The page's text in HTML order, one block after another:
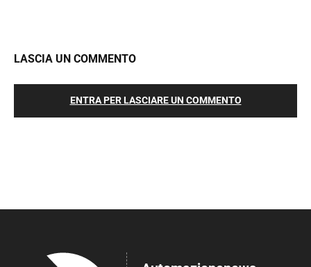
LASCIA UN COMMENTO
ENTRA PER LASCIARE UN COMMENTO